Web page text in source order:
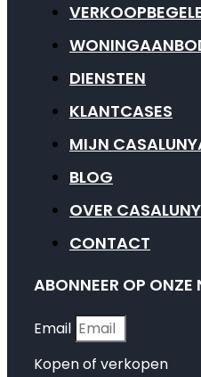
DIENSTEN
KLANTCASES
MIJN
BLOG
OVER
CONTACT
ABONNEER OP ONZE
Email
Kopen of verkopen